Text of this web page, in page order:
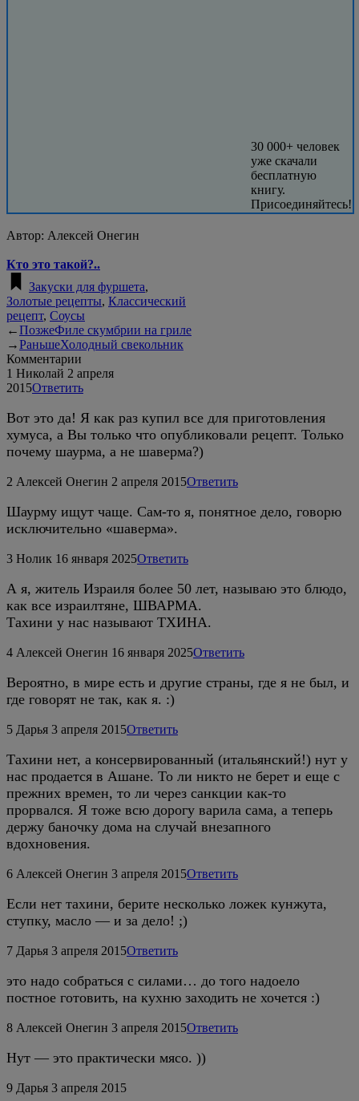
30 000+ человек
уже скачали
бесплатную
книгу.
Присоединяйтесь!
Автор: Алексей Онегин
Кто это такой?..
Закуски для фуршета,
Золотые рецепты, Классический
рецепт, Соусы
←ПозжеФиле скумбрии на гриле
→РаньшеХолодный свекольник
Комментарии
1 Николай 2 апреля
2015Ответить
Вот это да! Я как раз купил все для приготовления
хумуса, а Вы только что опубликовали рецепт. Только
почему шаурма, а не шаверма?)
2 Алексей Онегин 2 апреля 2015Ответить
Шаурму ищут чаще. Сам-то я, понятное дело, говорю
исключительно «шаверма».
3 Нолик 16 января 2025Ответить
А я, житель Израиля более 50 лет, называю это блюдо,
как все израилтяне, ШВАРМА.
Тахини у нас называют ТХИНА.
4 Алексей Онегин 16 января 2025Ответить
Вероятно, в мире есть и другие страны, где я не был, и
где говорят не так, как я. :)
5 Дарья 3 апреля 2015Ответить
Тахини нет, а консервированный (итальянский!) нут у
нас продается в Ашане. То ли никто не берет и еще с
прежних времен, то ли через санкции как-то
прорвался. Я тоже всю дорогу варила сама, а теперь
держу баночку дома на случай внезапного
вдохновения.
6 Алексей Онегин 3 апреля 2015Ответить
Если нет тахини, берите несколько ложек кунжута,
ступку, масло — и за дело! ;)
7 Дарья 3 апреля 2015Ответить
это надо собраться с силами… до того надоело
постное готовить, на кухню заходить не хочется :)
8 Алексей Онегин 3 апреля 2015Ответить
Нут — это практически мясо. ))
9 Дарья 3 апреля 2015